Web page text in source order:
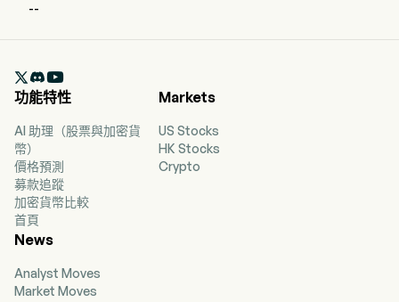
--

功能特性
AI 助理（股票與加密貨
幣）
價格預測
募款追蹤
加密貨幣比較
首頁
Markets
US Stocks
HK Stocks
Crypto
News
Analyst Moves
Market Moves